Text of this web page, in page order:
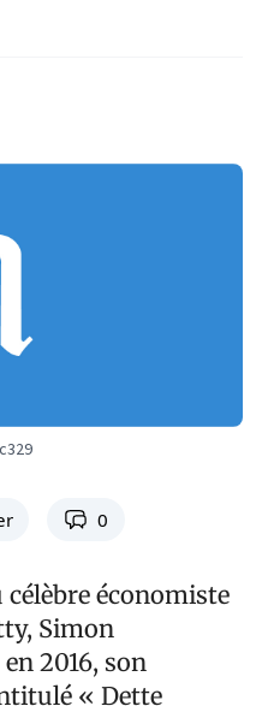
0
économiste
Simon
2016, son
« Dette